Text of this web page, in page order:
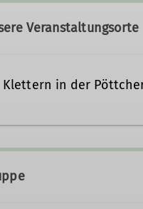
Kletterbetreuer*in
Trainer*in C Klettern für
Veranstaltungsorte
Klettern in der